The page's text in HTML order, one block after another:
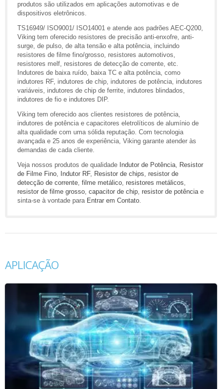
produtos são utilizados em aplicações automotivas e de
dispositivos eletrônicos.
TS16949/ ISO9001/ ISO14001 e atende aos padrões AEC-Q200,
Viking tem oferecido resistores de precisão anti-enxofre, anti-
surge, de pulso, de alta tensão e alta potência, incluindo
resistores de filme fino/grosso, resistores automotivos,
resistores melf, resistores de detecção de corrente, etc.
Indutores de baixa ruído, baixa TC e alta potência, como
indutores RF, indutores de chip, indutores de potência, indutores
variáveis, indutores de chip de ferrite, indutores blindados,
indutores de fio e indutores DIP.
Viking tem oferecido aos clientes resistores de potência,
indutores de potência e capacitores eletrolíticos de alumínio de
alta qualidade com uma sólida reputação. Com tecnologia
avançada e 25 anos de experiência, Viking garante atender às
demandas de cada cliente.
Veja nossos produtos de qualidade Indutor de Potência Resistor
de Filme Fino Indutor RF, Resistor de chips resistor de
detecção de corrente filme metálico resistores metálicos
resistor de filme grosso capacitor de chip resistor de potência e
sinta-se à vontade para Entrar em Contato
APLICAÇÃO